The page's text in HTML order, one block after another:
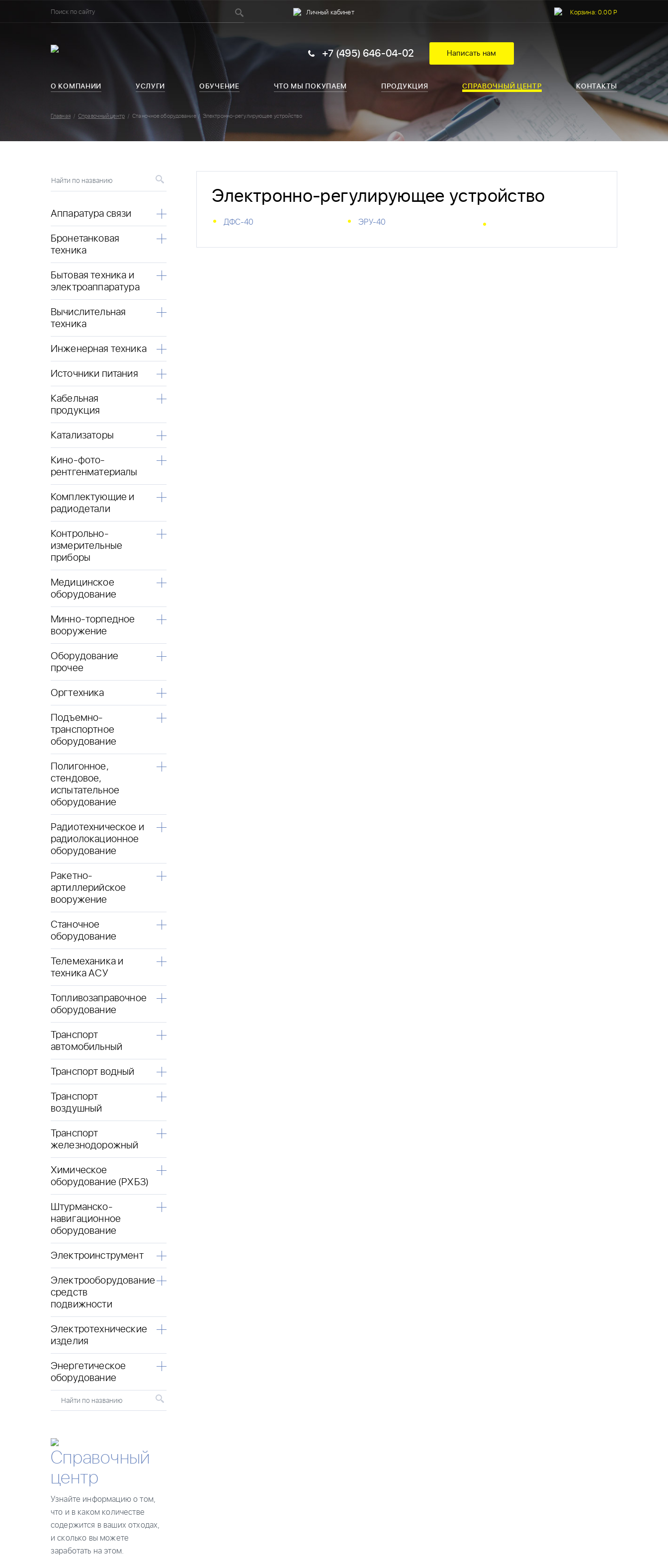
Личный кабинет Корзина: 0.00 Р
+7 (495) 646-04-02 Написать нам
О КОМПАНИИ УСЛУГИ ОБУЧЕНИЕ ЧТО МЫ ПОКУПАЕМ ПРОДУКЦИЯ СПРАВОЧНЫЙ ЦЕНТР КОНТАКТЫ
Главная Справочный центр Станочное оборудование Электронно-регулирующее устройство
Найти по названию
Аппаратура связи
Бронетанковая
техника
Бытовая техника и
электроаппаратура
Вычислительная
техника
Инженерная техника
Источники питания
Кабельная
продукция
Катализаторы
Кино-фото-
рентгенматериалы
Комплектующие и
радиодетали
Контрольно-
измерительные
приборы
Медицинское
оборудование
Минно-торпедное
вооружение
Оборудование
прочее
Оргтехника
Подъемно-
транспортное
оборудование
Полигонное,
стендовое,
испытательное
оборудование
Радиотехническое и
радиолокационное
оборудование
Ракетно-
артиллерийское
вооружение
Станочное
оборудование
Телемеханика и
техника АСУ
Топливозаправочное
оборудование
Транспорт
автомобильный
Транспорт водный
Транспорт
воздушный
Транспорт
железнодорожный
Химическое
оборудование (РХБЗ)
Штурманско-
навигационное
оборудование
Электроинструмент
Электрооборудование
средств
подвижности
Электротехнические
изделия
Энергетическое
оборудование
Найти по названию
Справочный
центр
Узнайте информацию о том,
что и в каком количестве
содержится в ваших отходах,
и сколько вы можете
заработать на этом.
Электронно-регулирующее устройство
ДФС-40 ЭРУ-40